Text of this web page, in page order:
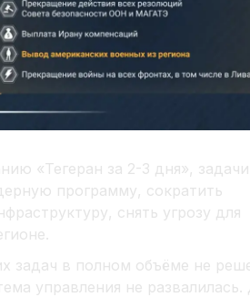
«Тегеран за 2-3 дня»,
программу, сократить
снять угрозу для
задач в полном объёме не
управления не развалилась.